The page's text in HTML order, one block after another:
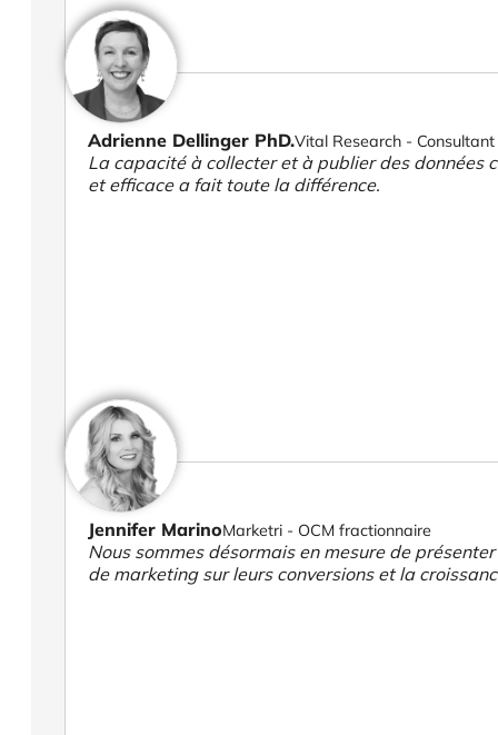
Adrienne Dellinger PhD.Vital Research -
La capacité à collecter et à publier des
et efficace a fait toute la différence.
Jennifer MarinoMarketri - OCM fractionnaire
Nous sommes désormais en mesure de
de marketing sur leurs conversions et la